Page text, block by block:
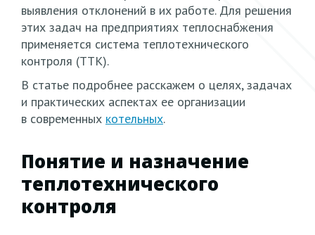
выявления отклонений в их работе. Для решения
этих задач на предприятиях теплоснабжения
применяется система теплотехнического
контроля (ТТК).
В статье подробнее расскажем о целях, задачах
и практических аспектах ее организации
в современных котельных.
Понятие и назначение
теплотехнического
контроля